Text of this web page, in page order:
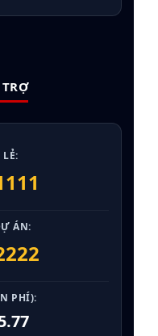
ÁN:
PHÍ):